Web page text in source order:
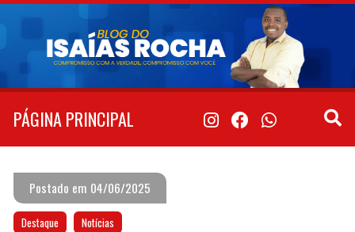
Pular
conteúdo
PÁGINA PRINCIPAL
Postado em 04/06/2025
Destaque Notícias